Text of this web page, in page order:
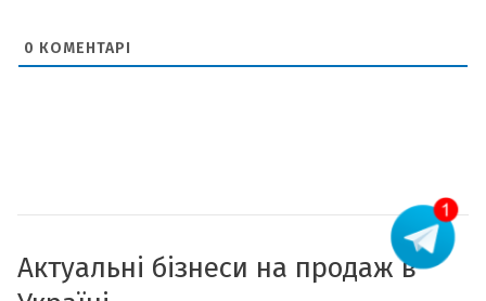
0 КОМЕНТАРІ
Актуальні бізнеси на продаж в